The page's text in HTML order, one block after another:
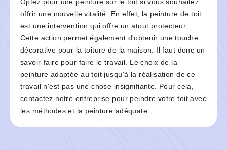
Optez pour une peinture sur le toit si vous souhaitez
offrir une nouvelle vitalité. En effet, la peinture de toit
est une intervention qui offre un atout protecteur.
Cette action permet également d'obtenir une touche
décorative pour la toiture de la maison. Il faut donc un
savoir-faire pour faire le travail. Le choix de la
peinture adaptée au toit jusqu'à la réalisation de ce
travail n'est pas une chose insignifiante. Pour cela,
contactez notre entreprise pour peindre votre toit avec
les méthodes et la peinture adéquate.